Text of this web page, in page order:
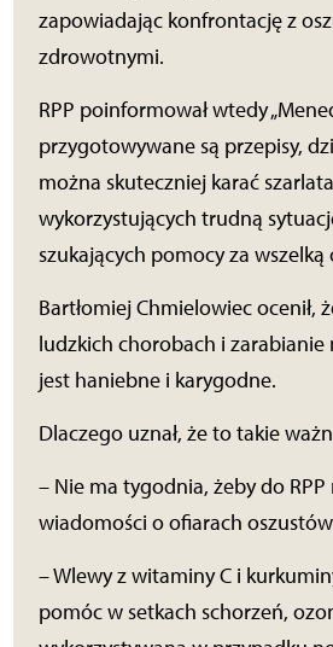
zapowiadając konfrontację z
zdrowotnymi.
RPP poinformował wtedy
przygotowywane są przepisy,
można skuteczniej karać
wykorzystujących trudną
szukających pomocy za wszelką
Bartłomiej Chmielowiec ocenił,
ludzkich chorobach i zarabianie
jest haniebne i karygodne.
Dlaczego uznał, że to takie
– Nie ma tygodnia, żeby do RPP
wiadomości o ofiarach oszustów
– Wlewy z witaminy C i
pomóc w setkach schorzeń,